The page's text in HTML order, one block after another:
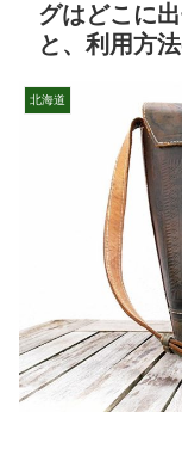
グはどこに
と、利用方
北海道